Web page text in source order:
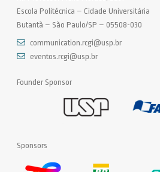
Escola Politécnica – Cidade Universitária
Butantã – São Paulo/SP – 05508-030
communication.rcgi@usp.br
eventos.rcgi@usp.br
Founder Sponsor
Sponsors